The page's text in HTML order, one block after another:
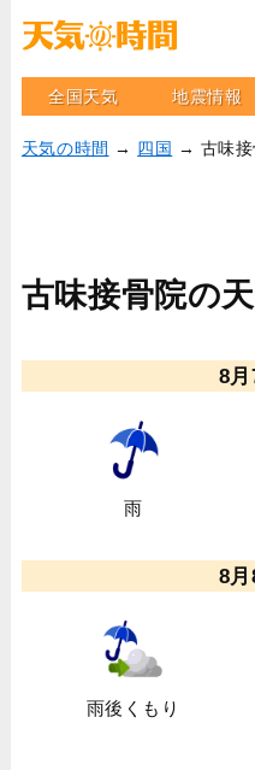
全国天気 地震情報
天気の時間 → 四国 → 古味接
古味接骨院の
8
雨
8
雨後くもり